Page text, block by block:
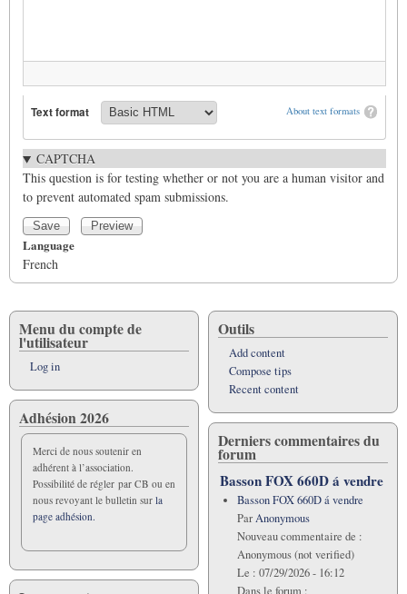
About text formats
Text format
CAPTCHA
This question is for testing whether or not you are a human visitor and
to prevent automated spam submissions.
Language
French
Menu du compte de
l'utilisateur
Log in
Adhésion 2026
Merci de nous soutenir en
adhérent à l’association.
Possibilité de régler par CB ou en
nous revoyant le bulletin sur la
page adhésion.
Outils
Add content
Compose tips
Recent content
Derniers commentaires du
forum
Basson FOX 660D á vendre
Basson FOX 660D á vendre
ParAnonymous
Nouveau commentaire de :
Anonymous (not verified)
Le : 07/29/2026 - 16:12